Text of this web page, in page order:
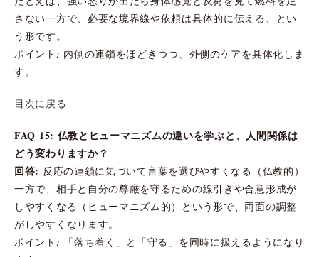
さない一方で、必要な境界線や依頼は具体的に伝える、とい
う形です。
ポイント: 内側の連鎖をほどきつつ、外側のケアを具体化しま
す。
目次に戻る
FAQ 15: 仏教とヒューマニズムの違いを学ぶと、人間関係は
どう変わりますか？
回答: 反応の連鎖に気づいて言葉を選びやすくなる（仏教的）
一方で、相手と自分の尊厳を守るための線引きや合意形成が
しやすくなる（ヒューマニズム的）という形で、両面の調整
がしやすくなります。
ポイント: 「落ち着く」と「守る」を同時に扱えるようになり